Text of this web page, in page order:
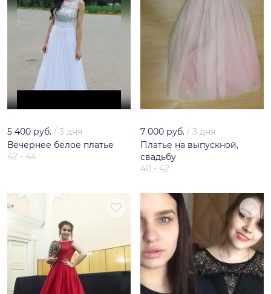
5 400 руб. / 3 дня
Вечернее белое платье
42 - 44
7 000 руб. / 3 дня
Платье на выпускной,
свадьбу
40 - 42